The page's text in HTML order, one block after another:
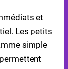
et
Les petits
simple